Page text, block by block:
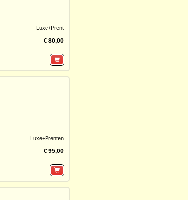
Luxe+Prent
€ 80,00
Luxe+Prenten
€ 95,00